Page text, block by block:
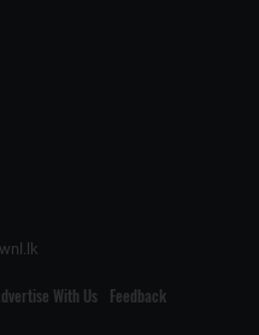
With Us Feedback